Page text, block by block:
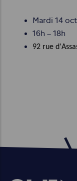
Mardi 14
16h – 18h
92 rue